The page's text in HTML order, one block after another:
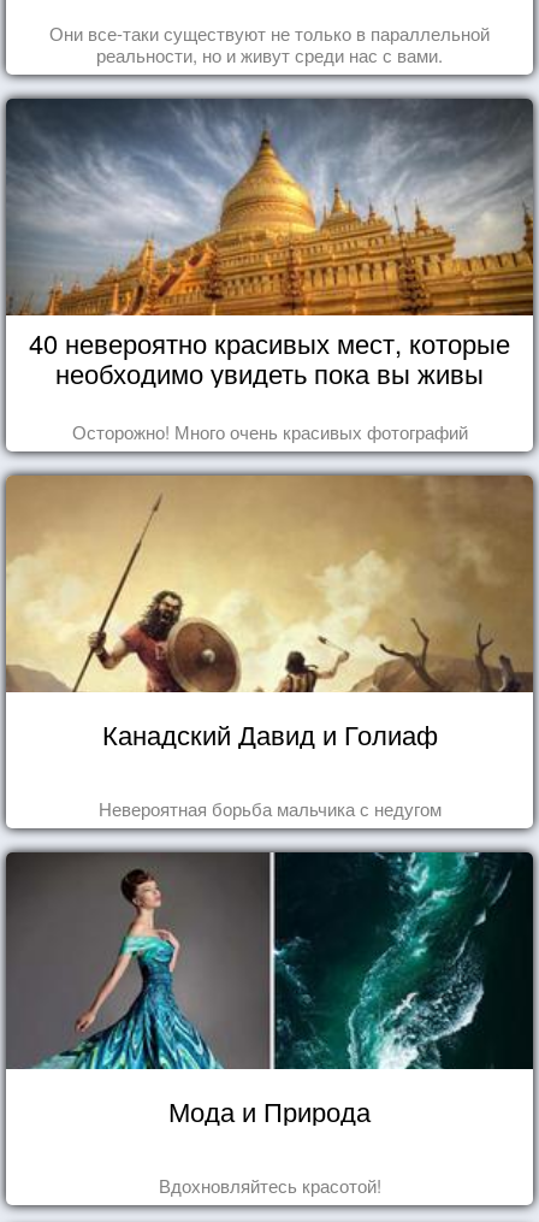
Они все-таки существуют не только в параллельной
реальности, но и живут среди нас с вами.
40 невероятно красивых мест, которые
необходимо увидеть пока вы живы
Осторожно! Много очень красивых фотографий
Канадский Давид и Голиаф
Невероятная борьба мальчика с недугом
Мода и Природа
Вдохновляйтесь красотой!